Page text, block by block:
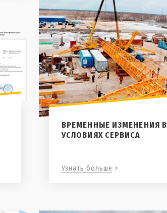
ВРЕМЕННЫЕ ИЗМЕНЕНИЯ В
УСЛОВИЯХ СЕРВИСА
Узнать больше >